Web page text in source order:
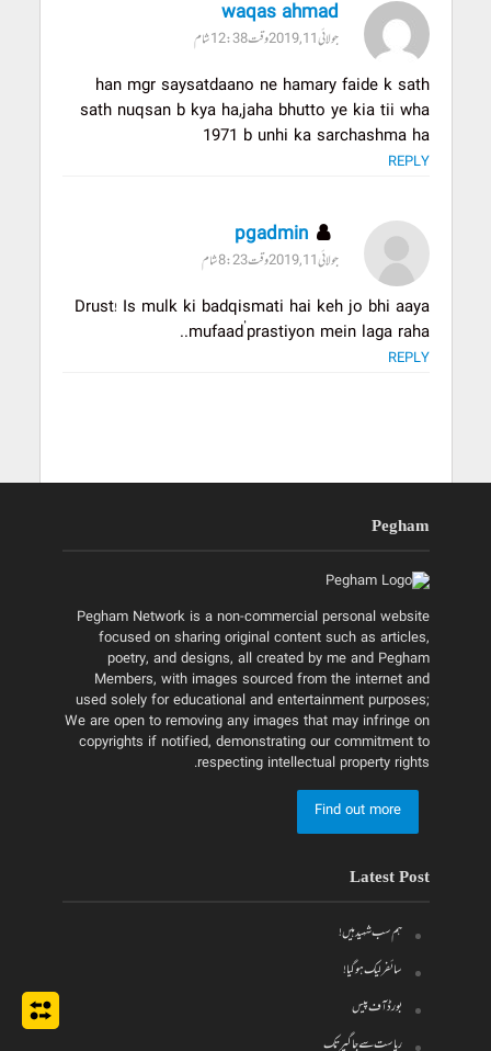
waqas ahmad
جولائی 11, 2019 وقت 12:38 شام
han mgr saysatdaano ne hamary faide k sath
sath nuqsan b kya ha,jaha bhutto ye kia tii wha
1971 b unhi ka sarchashma ha
REPLY
pgadmin
جولائی 11, 2019 وقت 8:23 شام
Drust! Is mulk ki badqismati hai keh jo bhi aaya
mufaad’prastiyon mein laga raha..
REPLY
Pegham
Pegham Network is a non-commercial personal website
focused on sharing original content such as articles,
poetry, and designs, all created by me and Pegham
Members, with images sourced from the internet and
used solely for educational and entertainment purposes;
We are open to removing any images that may infringe on
copyrights if notified, demonstrating our commitment to
respecting intellectual property rights.
Find out more
Latest Post
ہم سب شہید ہیں!
سائفر لیک ہو گیا!
بورڈ آف پیس
ریاست سے جاگیر تک